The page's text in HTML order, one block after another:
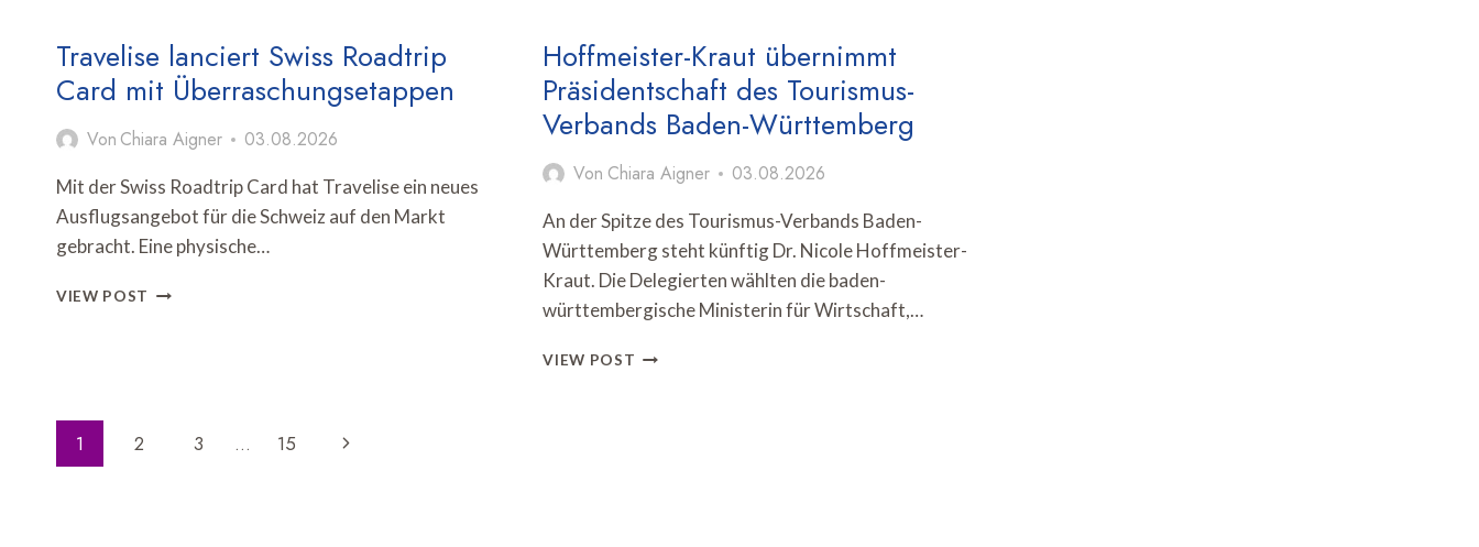
Travelise lanciert Swiss Roadtrip
Card mit Überraschungsetappen
Von Chiara Aigner 03.08.2026
Mit der Swiss Roadtrip Card hat Travelise ein neues
Ausflugsangebot für die Schweiz auf den Markt
gebracht. Eine physische…
VIEW POST TRAVELISE
Hoffmeister-Kraut übernimmt
Präsidentschaft des Tourismus-
Verbands Baden-Württemberg
Von Chiara Aigner 03.08.2026
An der Spitze des Tourismus-Verbands Baden-
Württemberg steht künftig Dr. Nicole Hoffmeister-
Kraut. Die Delegierten wählten die baden-
württembergische Ministerin für Wirtschaft,…
VIEW POST HOFFMEISTER-
Seitennavigation
1 2 3 … 15
Nächste